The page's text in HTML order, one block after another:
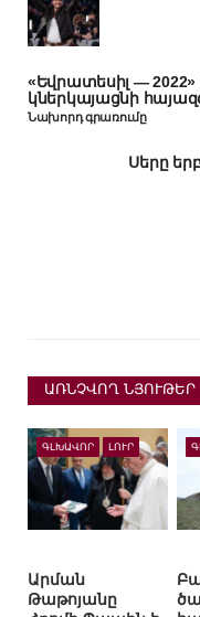
«Եվրատեսիլ — 2022»
կներկայացնի
Նախորդ գրառումը
Սերը
ԱՌՆՉՎՈՂ ՆՅՈՒԹԵՐ
ԳԼԽԱՎՈՐ ԼՈՒՐ
Արման
Թաթոյանը